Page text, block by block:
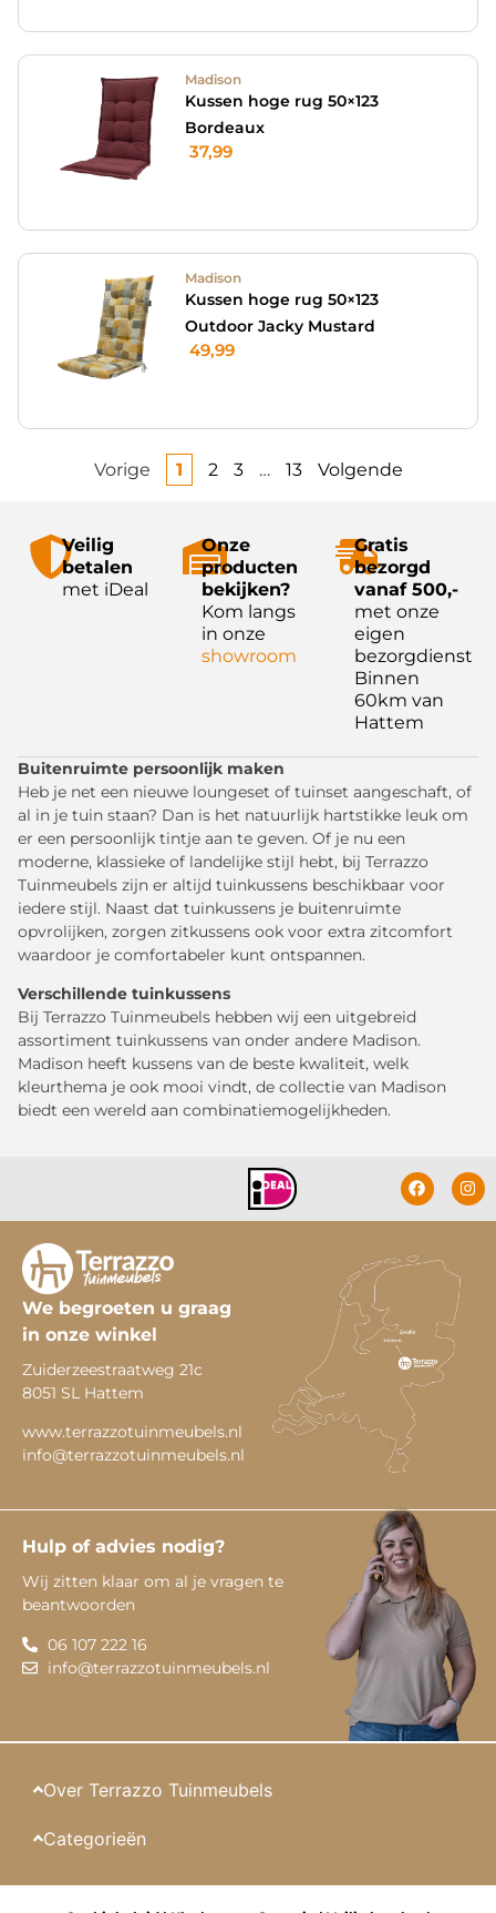
Madison
Kussen hoge rug 50×123
Bordeaux
37,99
Madison
Kussen hoge rug 50×123
Outdoor Jacky Mustard
49,99
Vorige 1 2 3 … 13 Volgende
Veilig
betalen
met iDeal
Onze
producten
bekijken?
Kom langs
in onze
showroom
Gratis
bezorgd
vanaf 500,-
met onze
eigen
bezorgdienst
Binnen
60km van
Hattem
Buitenruimte persoonlijk maken
Heb je net een nieuwe loungeset of tuinset aangeschaft, of
al in je tuin staan? Dan is het natuurlijk hartstikke leuk om
er een persoonlijk tintje aan te geven. Of je nu een
moderne, klassieke of landelijke stijl hebt, bij Terrazzo
Tuinmeubels zijn er altijd tuinkussens beschikbaar voor
iedere stijl. Naast dat tuinkussens je buitenruimte
opvrolijken, zorgen zitkussens ook voor extra zitcomfort
waardoor je comfortabeler kunt ontspannen.
Verschillende tuinkussens
Bij Terrazzo Tuinmeubels hebben wij een uitgebreid
assortiment tuinkussens van onder andere Madison.
Madison heeft kussens van de beste kwaliteit, welk
kleurthema je ook mooi vindt, de collectie van Madison
biedt een wereld aan combinatiemogelijkheden.
We begroeten u graag
in onze winkel
Zuiderzeestraatweg 21c
8051 SL Hattem
www.terrazzotuinmeubels.nl
info@terrazzotuinmeubels.nl
Hulp of advies nodig?
Wij zitten klaar om al je vragen te
beantwoorden
06 107 222 16
info@terrazzotuinmeubels.nl
Over Terrazzo Tuinmeubels
Categorieën